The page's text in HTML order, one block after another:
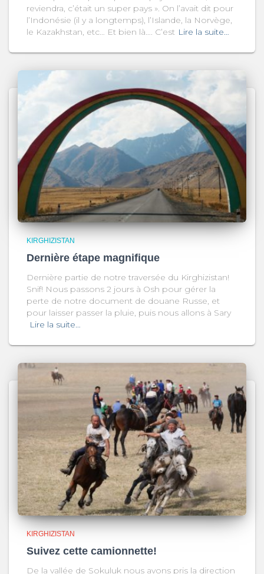
reviendra, c’était un super pays ». On l’avait dit pour
l’Indonésie (il y a longtemps), l’Islande, la Norvège,
le Kazakhstan, etc… Et bien là…. C’est Lire la suite…
KIRGHIZISTAN
Dernière étape magnifique
Dernière partie de notre traversée du Kirghizistan!
Snif! Nous passons 2 jours à Osh pour gérer la
perte de notre document de douane Russe, et
pour laisser passer la pluie, puis nous allons à Sary
Lire la suite…
KIRGHIZISTAN
Suivez cette camionnette!
De la vallée de Sokuluk nous avons pris la direction